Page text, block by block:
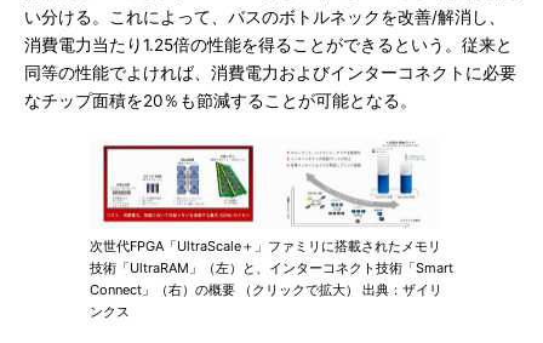
い分ける。これによって、バスのボトルネックを改善/解消し、
消費電力当たり1.25倍の性能を得ることができるという。従来と
同等の性能でよければ、消費電力およびインターコネクトに必要
なチップ面積を20％も節減することが可能となる。
次世代FPGA「UltraScale＋」ファミリに搭載されたメモリ
技術「UltraRAM」（左）と、インターコネクト技術「Smart
Connect」（右）の概要 （クリックで拡大） 出典：ザイリ
ンクス